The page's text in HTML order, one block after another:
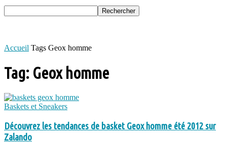
Accueil Tags Geox homme
Tag: Geox homme
Baskets et Sneakers
Découvrez les tendances de basket Geox homme été 2012 sur
Zalando